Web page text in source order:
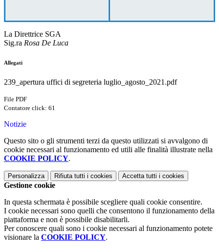
La Direttrice SGA
Sig.ra Rosa De Luca
Allegati
239_apertura uffici di segreteria luglio_agosto_2021.pdf
File PDF
Contatore click: 61
Notizie
Questo sito o gli strumenti terzi da questo utilizzati si avvalgono di
cookie necessari al funzionamento ed utili alle finalità illustrate nella
COOKIE POLICY.
Personalizza Rifiuta tutti i cookies Accetta tutti i cookies
Gestione cookie
In questa schermata è possibile scegliere quali cookie consentire.
I cookie necessari sono quelli che consentono il funzionamento della
piattaforma e non è possibile disabilitarli.
Per conoscere quali sono i cookie necessari al funzionamento potete
visionare la COOKIE POLICY.